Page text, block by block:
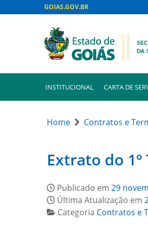
GOIAS.GOV.BR
INSTITUCIONAL CARTA DE
Home Contratos e
Extrato do 1º
Publicado em 29
Última Atualização em
Categoria Contratos e